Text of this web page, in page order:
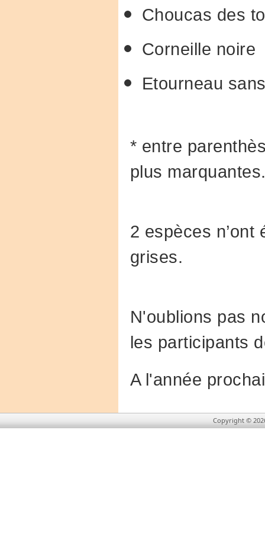
Choucas des
Corneille noire
Etourneau
* entre
plus
2 espèces
grises.
N'oublions pas
les participants
A l'année
Copyright ©